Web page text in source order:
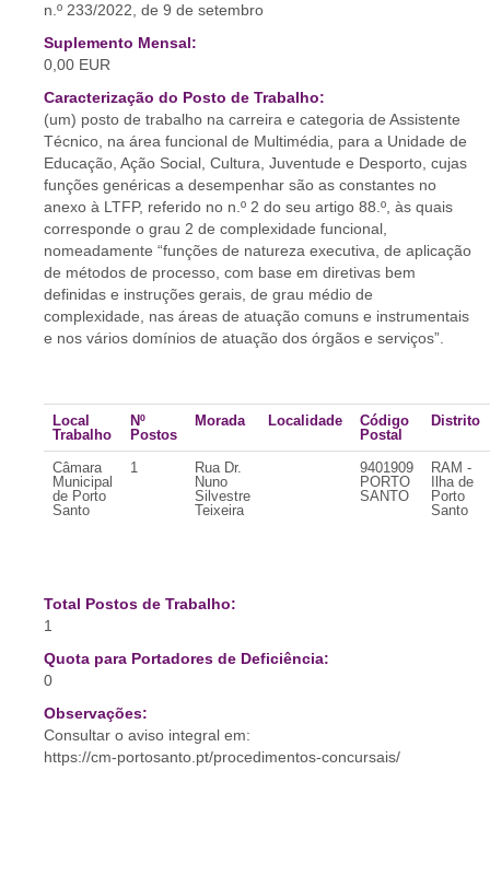
n.º 233/2022, de 9 de setembro
Suplemento Mensal:
0,00 EUR
Caracterização do Posto de Trabalho:
(um) posto de trabalho na carreira e categoria de Assistente
Técnico, na área funcional de Multimédia, para a Unidade de
Educação, Ação Social, Cultura, Juventude e Desporto, cujas
funções genéricas a desempenhar são as constantes no
anexo à LTFP, referido no n.º 2 do seu artigo 88.º, às quais
corresponde o grau 2 de complexidade funcional,
nomeadamente “funções de natureza executiva, de aplicação
de métodos de processo, com base em diretivas bem
definidas e instruções gerais, de grau médio de
complexidade, nas áreas de atuação comuns e instrumentais
e nos vários domínios de atuação dos órgãos e serviços”.
Local
Trabalho
Nº
Postos
Morada Localidade
Código
Postal
Distrito
Câmara
Municipal
de Porto
Santo
1
Rua Dr.
Nuno
Silvestre
Teixeira
9401909
PORTO
SANTO
RAM -
Ilha de
Porto
Santo
Total Postos de Trabalho:
1
Quota para Portadores de Deficiência:
0
Observações:
Consultar o aviso integral em:
https://cm-portosanto.pt/procedimentos-concursais/